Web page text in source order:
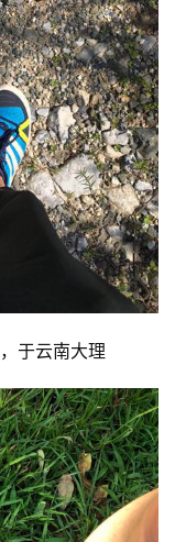
于云南大理